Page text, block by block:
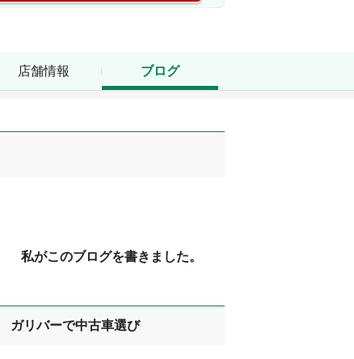
店舗情報 ブログ
私がこのブログを書きました。
ガリバーで中古車選び